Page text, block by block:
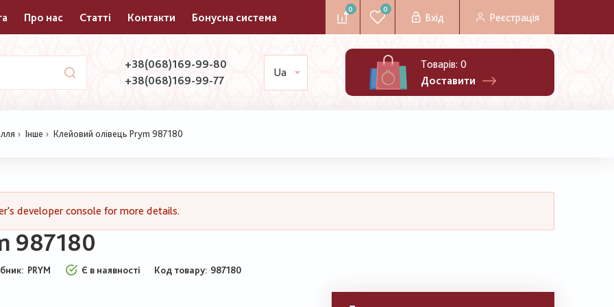
Про нас Статті Контакти Бонусна система
0 0
Вхід Реєстрація
+38(068)169-99-80
+38(068)169-99-77
Ua
Товарів: 0
Доставити
Інше Клейовий олівець Prym 987180
developer console for more details.
987180
PRYM Є в наявності Код товару 987180